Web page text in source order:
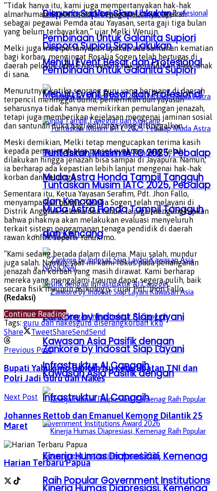
Dispora Supiori Siap Lakukan
Pembinaan Untuk Galanita Supiori
Menuju Event Besar dan Profesional
Tuntaskan Musim IATC 2025, Pebalap
Muda Astra Honda Tampil Tangguh
dan Kencang
NASIONAL
Zankore by Indosat Siap Layani
Kawasan Asia Pasifik dengan
Infrastruktur AI Canggih
Kinerja Humas Diapresiasi, Kemenag
Raih Popular Government Institutions
Dispora Supiori Siap Lakukan
Pembinaan Untuk Galanita Supiori
Menuju Event Besar dan Profesional
Tuntaskan Musim IATC 2025, Pebalap
Muda Astra Honda Tampil Tangguh
dan Kencang
NASIONAL
Zankore by Indosat Siap Layani
Kawasan Asia Pasifik dengan
Infrastruktur AI Canggih
Kinerja Humas Diapresiasi, Kemenag
“Tidak hanya itu, kami juga mempertanyakan hak-hak
almarhumah, seperti status kepegawaiannya, apakah
sebagai pegawai Pemda atau Yayasan, serta gaji tiga bulan
yang belum terbayarkan,” ujar Melki Weruin.
Melki juga mempertanyakan apakah ada santunan kematian
bagi korban, mengingat Rosalia Sogen telah bertugas di
daerah pelosok untuk memenuhi hak pendidikan anak-anak
di sana.
Menurutnya, ketika seorang guru yang berjuang di daerah
terpencil meninggal dunia, pemerintah dan yayasan
seharusnya tidak hanya memikirkan pemulangan jenazah,
tetapi juga memberikan kejelasan mengenai jaminan sosial
dan santunan duka bagi keluarga yang ditinggalkan.
Meski demikian, Melki tetap mengucapkan terima kasih
kepada pemerintah atas proses evakuasi yang telah
dilakukan hingga jenazah bisa sampai di Jayapura. Namun,
ia berharap ada kepastian lebih lanjut mengenai hak-hak
korban dan keluarga.
Sementara itu, Ketua Yayasan Serafim, Pdt. Jhon Fallo,
menyampaikan bahwa Rosalia Sogen telah melayani di
Distrik Anggruk selama dua tahun. Ia juga mengungkapkan
bahwa pihaknya akan melakukan evaluasi menyeluruh
terkait sistem pengamanan tenaga pendidik di daerah
rawan konflik seperti Yahukimo.
“Kami sedang berada dalam dilema. Maju salah, mundur
juga salah. Namun, saat ini kami fokus pada penanganan
jenazah dan korban yang masih dirawat. Kami berharap
mereka yang mengalami trauma dapat segera pulih, baik
secara fisik maupun psikologis,” ujar Pdt. Jhon Fallo.
(Redaksi)
Continue Reading
Tags: guru dan nakesguru diserangkorban kkb
Share
TweetShareSendSend
Previous Post
Bupati Yahukimo Bantah Isu Keterlibatan TNI dan
Polri Jadi Guru dan Nakes
Next Post
Johannes Rettob dan Emanuel Kemong Dilantik 25
Maret
Harian Terbaru Papua